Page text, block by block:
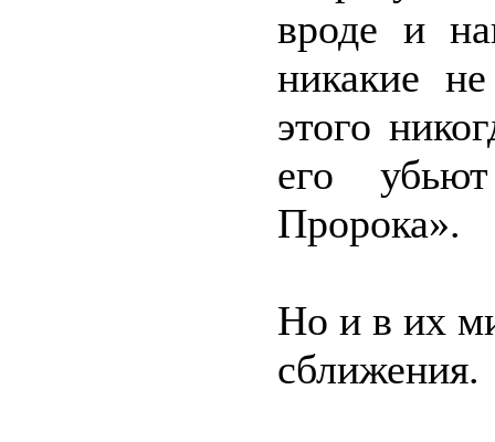
вроде и
никакие
этого
его
Пророка».
Но и в их
сближения.